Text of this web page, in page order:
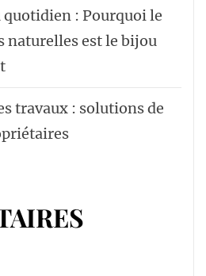
: Pourquoi le
naturelles est le bijou
travaux : solutions de